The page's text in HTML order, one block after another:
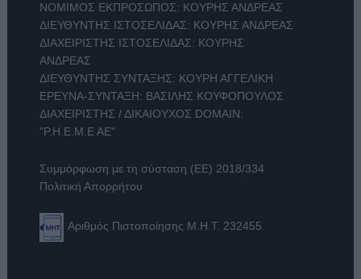
ΝΟΜΙΜΟΣ ΕΚΠΡΟΣΩΠΟΣ: ΚΟΥΡΗΣ ΑΝΔΡΕΑΣ
ΔΙΕΥΘΥΝΤΗΣ ΙΣΤΟΣΕΛΙΔΑΣ: ΚΟΥΡΗΣ ΑΝΔΡΕΑΣ
ΔΙΑΧΕΙΡΙΣΤΗΣ ΙΣΤΟΣΕΛΙΔΑΣ: ΚΟΥΡΗΣ
ΑΝΔΡΕΑΣ
ΔΙΕΥΘΥΝΤΗΣ ΣΥΝΤΑΞΗΣ: ΚΟΥΡΗ ΑΓΓΕΛΙΚΗ
ΕΡΕΥΝΑ-ΣΥΝΤΑΞΗ: ΒΑΣΙΛΗΣ ΚΟΥΦΟΠΟΥΛΟΣ
ΔΙΑΧΕΙΡΙΣΤΗΣ / ΔΙΚΑΙΟΥΧΟΣ DOMAIN:
"Ρ.Η.Ε.Μ.Ε ΑΕ"
Συμμόρφωση με τη σύσταση (ΕΕ) 2018/334
Πολιτική Απορρήτου
Αριθμός Πιστοποίησης Μ.Η.Τ. 232455